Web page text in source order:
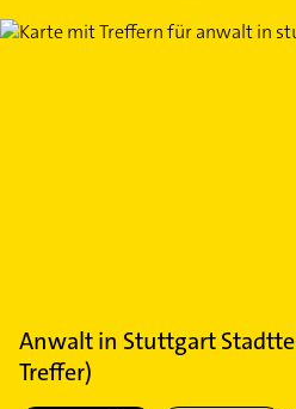
Anwaltin Stuttgart
Treffer)